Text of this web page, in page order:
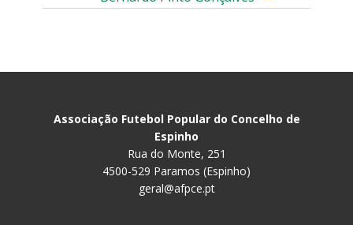
Associação Futebol Popular do Concelho de
Espinho
Rua do Monte, 251
4500-529 Paramos (Espinho)
geral@afpce.pt